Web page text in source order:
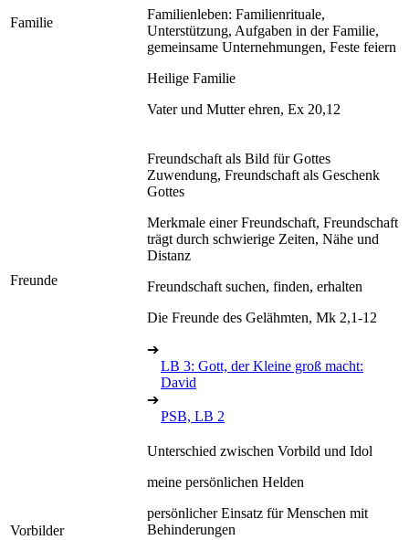
Familie
Familienleben: Familienrituale,
Unterstützung, Aufgaben in der Familie,
gemeinsame Unternehmungen, Feste feiern
Heilige Familie
Vater und Mutter ehren, Ex 20,12
Freunde
Freundschaft als Bild für Gottes
Zuwendung, Freundschaft als Geschenk
Gottes
Merkmale einer Freundschaft, Freundschaft
trägt durch schwierige Zeiten, Nähe und
Distanz
Freundschaft suchen, finden, erhalten
Die Freunde des Gelähmten, Mk 2,1-12
➔
LB 3: Gott, der Kleine groß macht:
David
➔
PSB, LB 2
Vorbilder
Unterschied zwischen Vorbild und Idol
meine persönlichen Helden
persönlicher Einsatz für Menschen mit
Behinderungen